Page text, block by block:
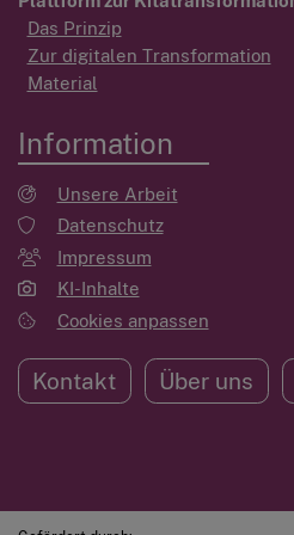
Das Prinzip
Zur digitalen Transformation
Material
Information
Unsere Arbeit
Datenschutz
Impressum
KI-Inhalte
Cookies anpassen
Kontakt Über uns